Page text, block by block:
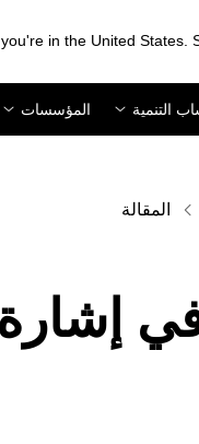
in the United States.
التنمية المؤسسات
المقالة